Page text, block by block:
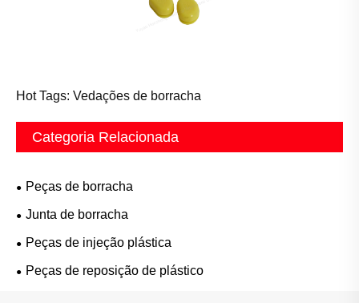
Hot Tags: Vedações de borracha
Categoria Relacionada
Peças de borracha
Junta de borracha
Peças de injeção plástica
Peças de reposição de plástico